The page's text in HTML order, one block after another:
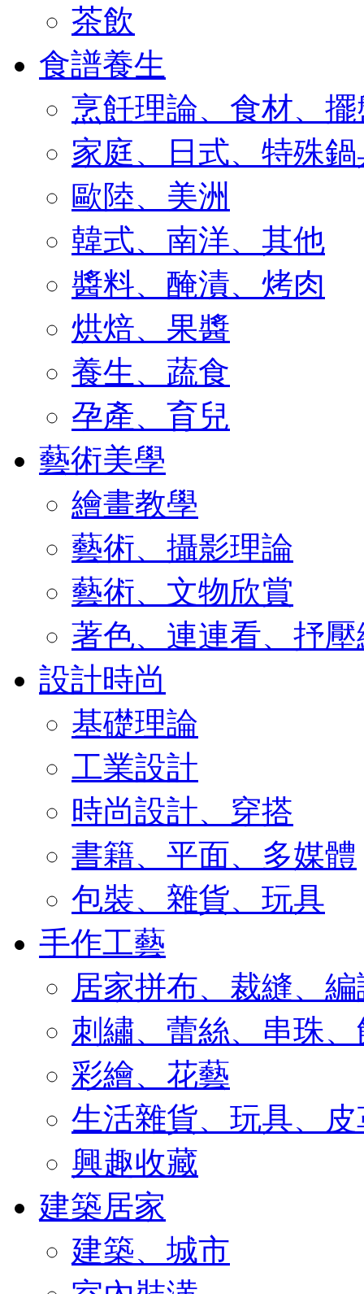
茶飲
食譜養生
烹飪理論、食材、擺
家庭、日式、特殊鍋
歐陸、美洲
韓式、南洋、其他
醬料、醃漬、烤肉
烘焙、果醬
養生、蔬食
孕產、育兒
藝術美學
繪畫教學
藝術、攝影理論
藝術、文物欣賞
著色、連連看、抒
設計時尚
基礎理論
工業設計
時尚設計、穿搭
書籍、平面、多媒體
包裝、雜貨、玩具
手作工藝
居家拼布、裁縫、
刺繡、蕾絲、串珠
彩繪、花藝
生活雜貨、玩具、皮
興趣收藏
建築居家
建築、城市